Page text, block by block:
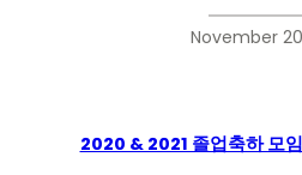
November
2020 & 2021 졸업축하 모